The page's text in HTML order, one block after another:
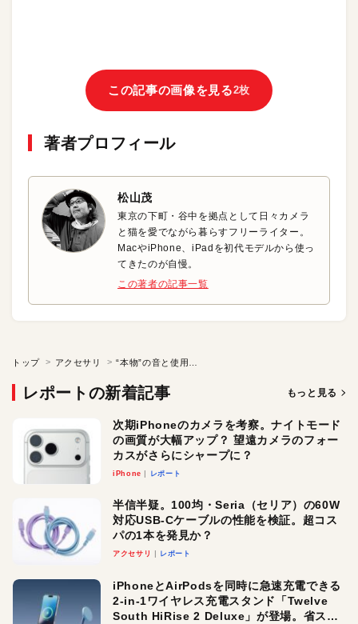
この記事の画像を見る2枚
著者プロフィール
松山茂
東京の下町・谷中を拠点として日々カメラ
と猫を愛でながら暮らすフリーライター。
MacやiPhone、iPadを初代モデルから使っ
てきたのが自慢。
この著者の記事一覧
トップ アクセサリ
レポートの新着記事 もっと見る
次期iPhoneのカメラを考察。ナイトモード
の画質が大幅アップ？ 望遠カメラのフォー
カスがさらにシャープに？
iPhone レポート
半信半疑。100均・Seria（セリア）の60W
対応USB-Cケーブルの性能を検証。超コス
パの1本を発見か？
アクセサリ レポート
iPhoneとAirPodsを同時に急速充電できる
2-in-1ワイヤレス充電スタンド「Twelve
South HiRise 2 Deluxe」が登場。省スペ